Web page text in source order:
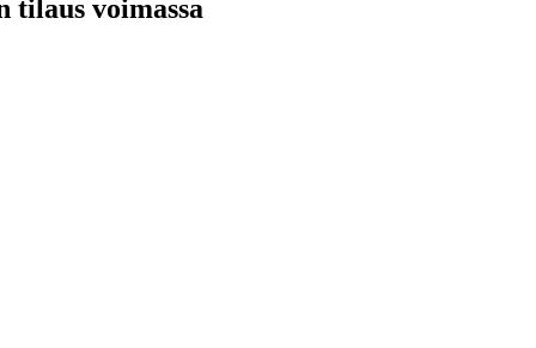
tilaus voimassa